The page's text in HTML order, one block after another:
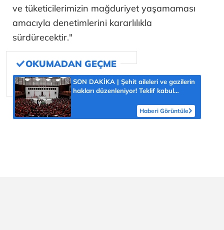
ve tüketicilerimizin mağduriyet yaşamaması
amacıyla denetimlerini kararlılıkla
sürdürecektir."
SON DAKİKA | Şehit aileleri ve gazilerin
hakları düzenleniyor! Teklif kabul
Haberi Görüntüle